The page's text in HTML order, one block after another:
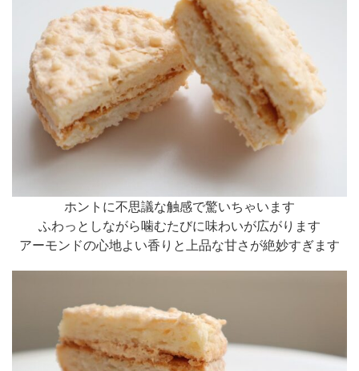
ホントに不思議な触感で驚いちゃいます
ふわっとしながら噛むたびに味わいが広がります
アーモンドの心地よい香りと上品な甘さが絶妙すぎます